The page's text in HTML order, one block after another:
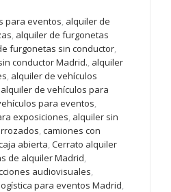
para eventos, alquiler de
, alquiler de furgonetas
furgonetas sin conductor,
conductor Madrid., alquiler
, alquiler de vehículos
alquiler de vehículos para
para eventos,
exposiciones, alquiler sin
, camiones con
abierta, Cerrato alquiler
de alquiler Madrid,
audiovisuales,
para eventos Madrid,